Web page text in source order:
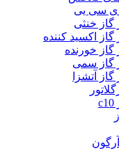
ای سی یی
گاز خنثی
گاز اکسید کننده
گاز خورنده
گاز سمی
گاز آتشزا